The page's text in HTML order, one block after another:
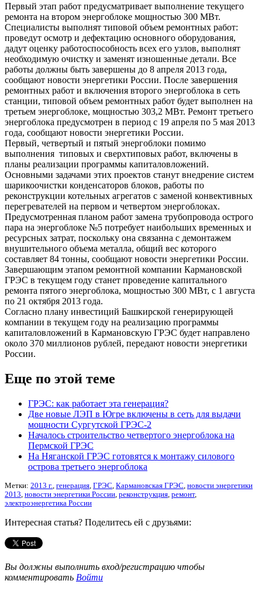
Первый этап работ предусматривает выполнение текущего
ремонта на втором энергоблоке мощностью 300 МВт.
Специалисты выполнят типовой объем ремонтных работ:
проведут осмотр и дефектацию основного оборудования,
дадут оценку работоспособность всех его узлов, выполнят
необходимую очистку и заменят изношенные детали. Все
работы должны быть завершены до 8 апреля 2013 года,
сообщают новости энергетики России. После завершения
ремонтных работ и включения второго энергоблока в сеть
станции, типовой объем ремонтных работ будет выполнен на
третьем энергоблоке, мощностью 303,2 МВт. Ремонт третьего
энергоблока предусмотрен в период с 19 апреля по 5 мая 2013
года, сообщают новости энергетики России.
Первый, четвертый и пятый энергоблоки помимо
выполнения типовых и сверхтиповых работ, включены в
планы реализации программы капиталовложений.
Основными задачами этих проектов станут внедрение систем
шарикоочистки конденсаторов блоков, работы по
реконструкции котельных агрегатов с заменой конвективных
перегревателей на первом и четвертом энергоблоках.
Предусмотренная планом работ замена трубопровода острого
пара на энергоблоке №5 потребует наибольших временных и
ресурсных затрат, поскольку она связанна с демонтажем
внушительного объема металла, общий вес которого
составляет 84 тонны, сообщают новости энергетики России.
Завершающим этапом ремонтной компании Кармановской
ГРЭС в текущем году станет проведение капитального
ремонта пятого энергоблока, мощностью 300 МВт, с 1 августа
по 21 октября 2013 года.
Согласно плану инвестиций Башкирской генерирующей
компании в текущем году на реализацию программы
капиталовложений в Кармановскую ГРЭС будет направлено
около 370 миллионов рублей, передают новости энергетики
России.
Еще по этой теме
ГРЭС: как работает эта генерация?
Две новые ЛЭП в Югре включены в сеть для выдачи
мощности Сургутской ГРЭС-2
Началось строительство четвертого энергоблока на
Пермской ГРЭС
На Няганской ГРЭС готовятся к монтажу силового
острова третьего энергоблока
Метки: 2013 г. генерация ГРЭС Кармановская ГРЭС новости энергетики
2013 новости энергетики России реконструкция ремонт,
электроэнергетика России
Интересная статья? Поделитесь ей с друзьями:
Вы должны выполнить вход/регистрацию чтобы
комментировать Войти